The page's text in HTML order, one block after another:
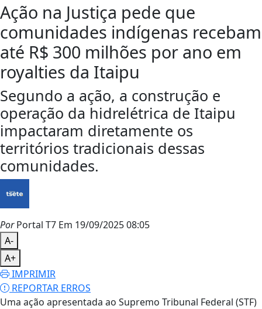
Ação na Justiça pede que
comunidades indígenas recebam
até R$ 300 milhões por ano em
royalties da Itaipu
Segundo a ação, a construção e
operação da hidrelétrica de Itaipu
impactaram diretamente os
territórios tradicionais dessas
comunidades.
PorPortal T7 Em 19/09/2025 08:05
A-
A+
IMPRIMIR
REPORTAR ERROS
Uma ação apresentada ao Supremo Tribunal Federal (STF)